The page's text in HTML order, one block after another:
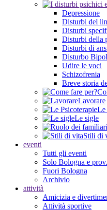
Depressione
Disturbi del
Disturbi
Disturbi della
Disturbi di
Disturbo
Udire le voci
Schizofrenia
Breve storia
Lavorare
Le
Le sigle
Stili di
eventi
Tutti gli eventi
Solo Bologna e prov.
Fuori Bologna
Archivio
attività
Amicizia e
Attività sportive